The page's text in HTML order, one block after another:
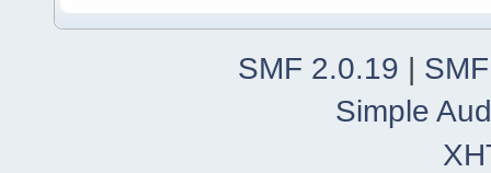
SMF 2.0.19 |
Simple